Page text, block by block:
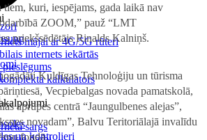
mājai ar 4G/5G rūteri
internets iekārtās
kalkulators
sargs
un kontrolieri
kuri, iespējams, gada laikā nav
ZOOM,” pauž “LMT
priekšsēdētājs Rinalds Kalniņš.
Kuldīgas Tehnoloģiju un tūrisma
Vecpiebalgas novada pamatskolā,
aprūpes centrā “Jaungulbenes alejas”,
novadam”, Balvu Teritoriālajā invalīdu
fondā.